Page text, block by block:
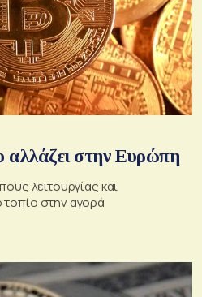
στην Ευρώπη
λειτουργίας και
στην αγορά